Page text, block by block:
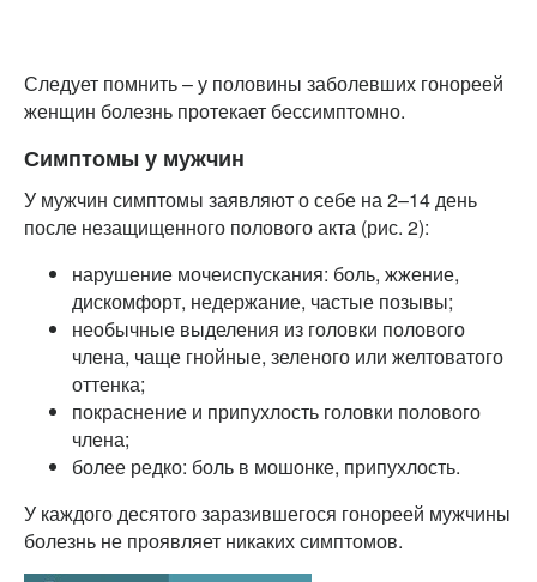
Следует помнить – у половины заболевших гонореей
женщин болезнь протекает бессимптомно.
Симптомы у мужчин
У мужчин симптомы заявляют о себе на 2–14 день
после незащищенного полового акта (рис. 2):
нарушение мочеиспускания: боль, жжение,
дискомфорт, недержание, частые позывы;
необычные выделения из головки полового
члена, чаще гнойные, зеленого или желтоватого
оттенка;
покраснение и припухлость головки полового
члена;
более редко: боль в мошонке, припухлость.
У каждого десятого заразившегося гонореей мужчины
болезнь не проявляет никаких симптомов.